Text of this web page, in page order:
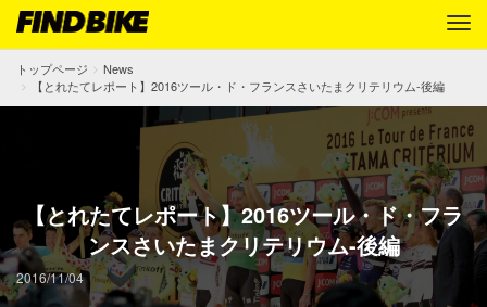
トップページ
News
【とれたてレポート】2016ツール・ド・フランスさいたまクリテリウム-後編
【とれたてレポート】2016ツール・ド・フラ
ンスさいたまクリテリウム-後編
2016/11/04